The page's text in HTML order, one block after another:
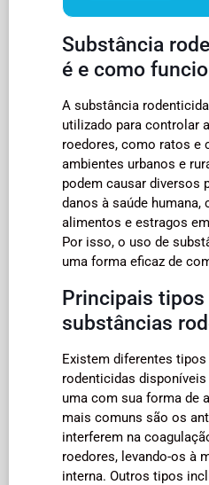
Substância
é e como
A substância
utilizado para controlar
roedores, como ratos e
ambientes urbanos e
podem causar diversos
danos à saúde humana,
alimentos e estragos
Por isso, o uso de
uma forma eficaz de
Principais tipos
substâncias
Existem diferentes
rodenticidas
uma com sua forma de
mais comuns são os
interferem na
roedores, levando-os à
interna. Outros tipos